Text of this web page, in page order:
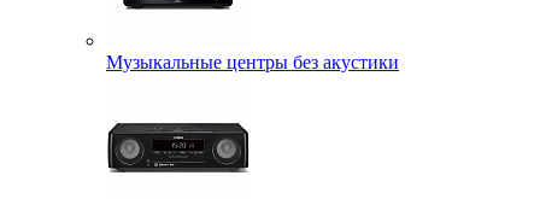
Музыкальные центры без акустики